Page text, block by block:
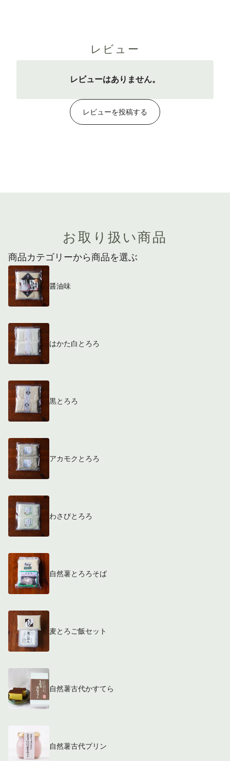
レビュー
レビューはありません。
レビューを投稿する
お取り扱い商品
商品カテゴリーから商品を選ぶ
醤油味
はかた白とろろ
黒とろろ
アカモクとろろ
わさびとろろ
自然薯とろろそば
麦とろご飯セット
自然薯古代かすてら
自然薯古代プリン